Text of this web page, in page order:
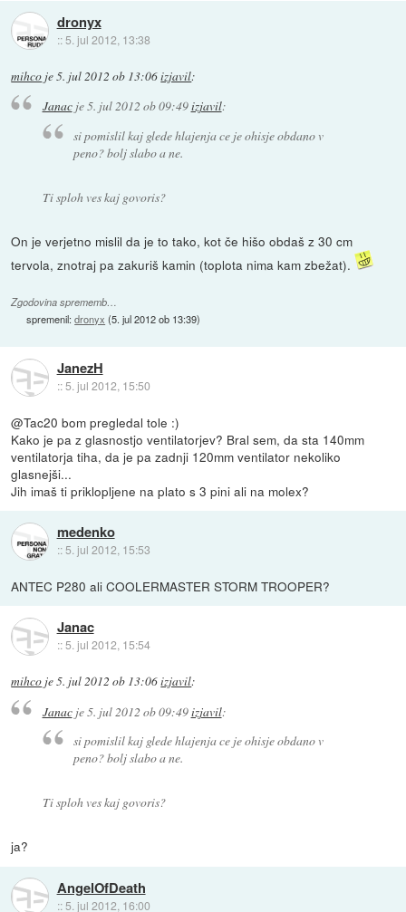
dronyx
:: 5. jul 2012, 13:38
mihco je5. jul 2012 ob 13:06izjavil:
Janacje5. jul 2012 ob 09:49izjavil:
si pomislil kaj glede hlajenja ce je ohisje obdano v
peno? bolj slabo a ne.
Ti sploh ves kaj govoris?
On je verjetno mislil da je to tako, kot če hišo obdaš z 30 cm
tervola, znotraj pa zakuriš kamin (toplota nima kam zbežat).
Zgodovina sprememb…
spremenil:dronyx (5. jul 2012 ob 13:39)
JanezH
::5. jul 2012, 15:50
@Tac20 bom pregledal tole :)
Kako je pa z glasnostjo ventilatorjev? Bral sem, da sta 140mm
ventilatorja tiha, da je pa zadnji 120mm ventilator nekoliko
glasnejši...
Jih imaš ti priklopljene na plato s 3 pini ali na molex?
medenko
:: 5. jul 2012, 15:53
ANTEC P280 ali COOLERMASTER STORM TROOPER?
Janac
::5. jul 2012, 15:54
mihco je5. jul 2012 ob 13:06izjavil:
Janacje5. jul 2012 ob 09:49izjavil:
si pomislil kaj glede hlajenja ce je ohisje obdano v
peno? bolj slabo a ne.
Ti sploh ves kaj govoris?
ja?
AngelOfDeath
:: 5. jul 2012, 16:00